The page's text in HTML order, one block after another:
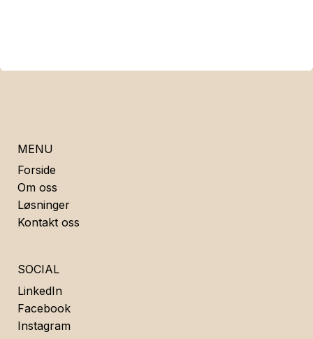
MENU
Forside
Om oss
Løsninger
Kontakt oss
SOCIAL
LinkedIn
Facebook
Instagram